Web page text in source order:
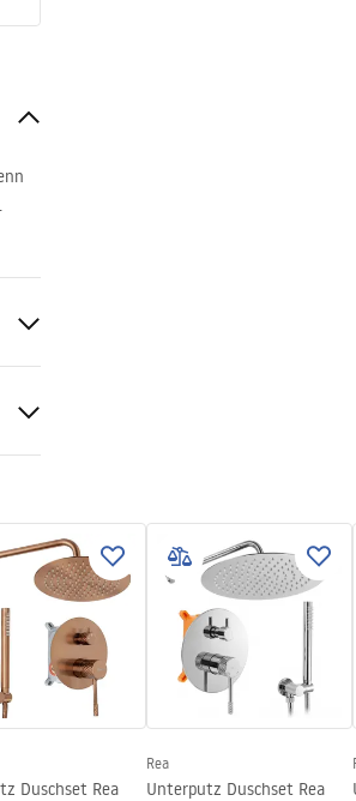
Duschset Rea
Rea
Unterputz Duschset Rea